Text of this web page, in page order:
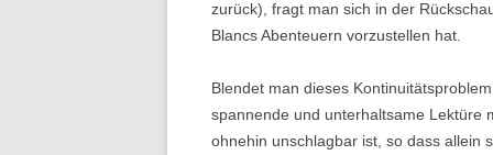
zurück), fragt man sich in der
Blancs Abenteuern vorzustellen hat.
Blendet man dieses
spannende und unterhaltsame Lektüre
ohnehin unschlagbar ist, so dass allein